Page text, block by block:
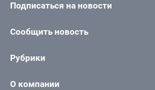
Подписаться на новости
Сообщить новость
Рубрики
О компании